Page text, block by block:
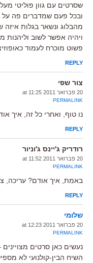
שסרטים עם גוון פוליטי
ובכל פעם שמדברים פה על
מהבלוג ונשאר בגלות
ויהיה אפשר לשוב וליהנות
פשוט מוכרח לעמוד
REPLY
צור שפי
20 פברואר 2011 at 11:25
PERMALINK
נו טוף, ואחרי כל זה, איך
REPLY
רודריק ג'יינס ג'וניור
20 פברואר 2011 at 11:52
PERMALINK
באמת, איך אודם? עריכה,
REPLY
שלומי
20 פברואר 2011 at 12:23
PERMALINK
נעשים כאן סרטים
השיח הבין-קולנועי לא